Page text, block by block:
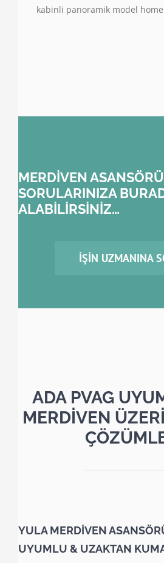
kabinli panoramik model
MERDİVEN
SORULARINIZA
ALABİLİRSİNİZ…
İŞIN UZMANINA
ADA PVAG
MERDİVEN
YULA MERDİVEN
UYUMLU & UZAKTAN